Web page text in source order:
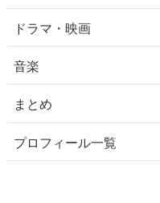
ドラマ・映画
音楽
まとめ
プロフィール一覧